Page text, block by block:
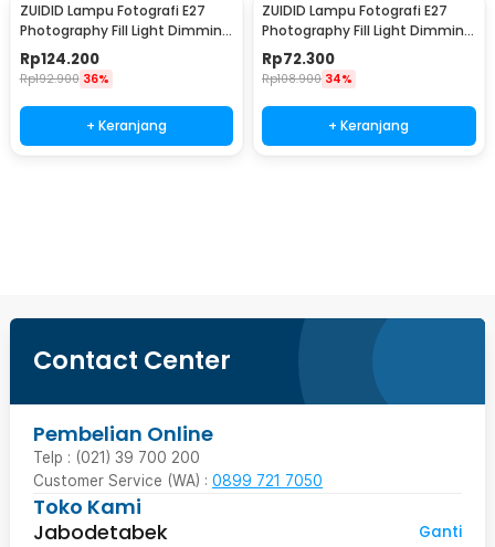
ZUIDID Lampu Fotografi E27
Photography Fill Light Dimming
with Remote 150W - Z-27
Rp124.200
Rp192.900 36%
+ Keranjang
ZUIDID Lampu Fotografi E27
Photography Fill Light Dimming
with Remote 85W - Z-27
Rp72.300
Rp108.900 34%
+ Keranjang
Contact Center
Pembelian Online
Telp : (021) 39 700 200
Customer Service (WA) : 0899 721 7050
Toko Kami
Jabodetabek
Ganti